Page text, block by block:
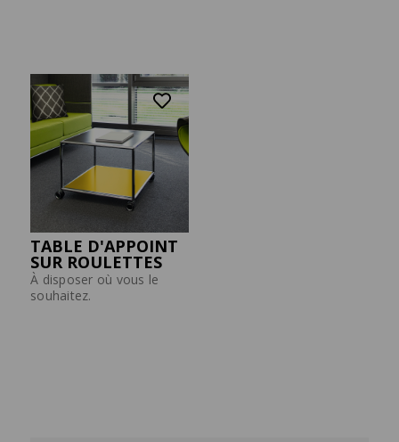
CAISSON ROULANT
Le caisson à roulettes design
avec des extras.
TABLE D'APPOINT
SUR ROULETTES
À disposer où vous le
souhaitez.